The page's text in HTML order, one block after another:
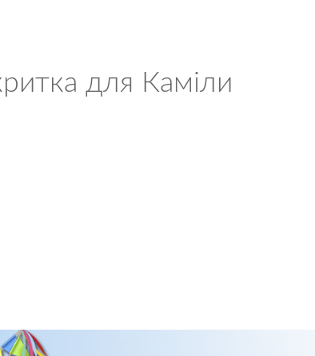
для Каміли